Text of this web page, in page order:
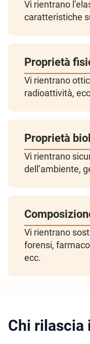
Vi rientrano
caratteristiche
Proprietà
Vi rientrano
radioattività,
Proprietà
Vi rientrano
dell’ambiente,
Vi rientrano
forensi,
ecc.
Chi rilascia